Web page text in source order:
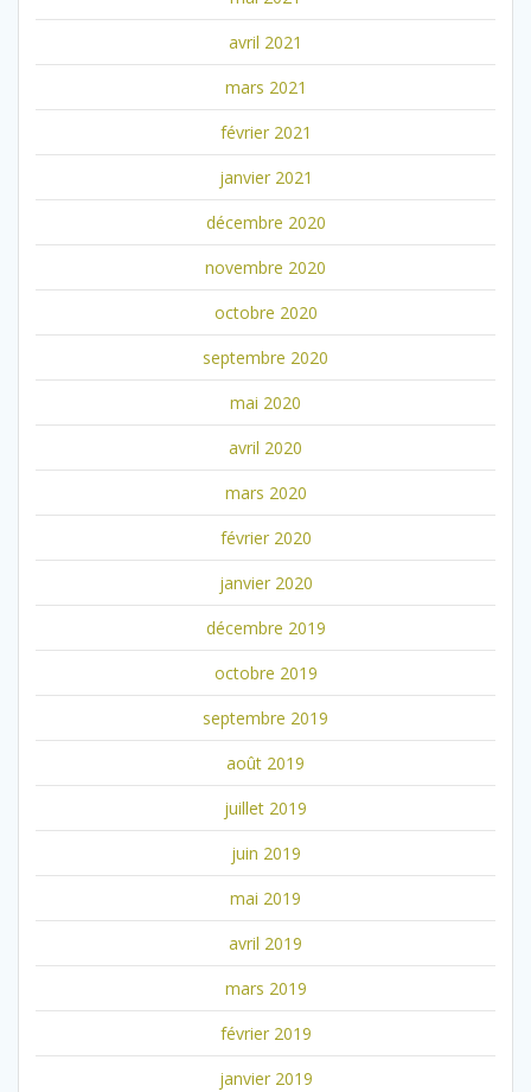
avril 2021
mars 2021
février 2021
janvier 2021
décembre 2020
novembre 2020
octobre 2020
septembre 2020
mai 2020
avril 2020
mars 2020
février 2020
janvier 2020
décembre 2019
octobre 2019
septembre 2019
août 2019
juillet 2019
juin 2019
mai 2019
avril 2019
mars 2019
février 2019
janvier 2019